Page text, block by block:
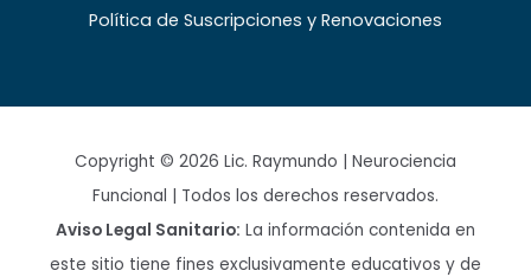
Política de Suscripciones y Renovaciones
Copyright © 2026 Lic. Raymundo | Neurociencia
Funcional | Todos los derechos reservados.
Aviso Legal Sanitario: La información contenida en
este sitio tiene fines exclusivamente educativos y de